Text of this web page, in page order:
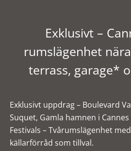
Exklusivt –
rumslägenhet
terrass, garage*
Exklusivt uppdrag – Boulevard
Suquet, Gamla hamnen i
Festivals – Tvårumslägenhet
källarförråd som tillval.